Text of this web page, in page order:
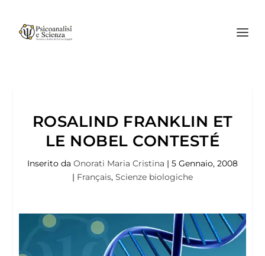
ROSALIND FRANKLIN ET
LE NOBEL CONTESTÉ
Inserito da Onorati Maria Cristina | 5 Gennaio, 2008
| Français, Scienze biologiche